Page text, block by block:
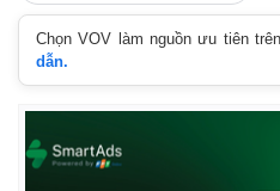
Chọn VOV làm nguồn ưu tiên
dẫn.